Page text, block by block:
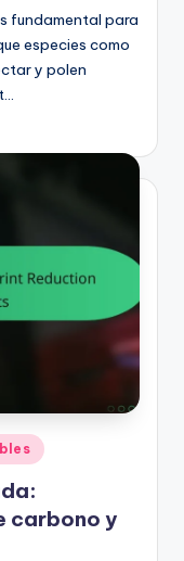
fundamental para
especies como
y polen
carbono y